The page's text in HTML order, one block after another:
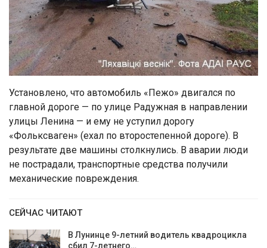
Установлено, что автомобиль «Пежо» двигался по
главной дороге — по улице Радужная в направлении
улицы Ленина — и ему не уступил дорогу
«Фольксваген» (ехал по второстепенной дороге). В
результате две машины столкнулись. В аварии люди
не пострадали, транспортные средства получили
механические повреждения.
СЕЙЧАС ЧИТАЮТ
В Лунинце 9-летний водитель квадроцикла
сбил 7-летнего…